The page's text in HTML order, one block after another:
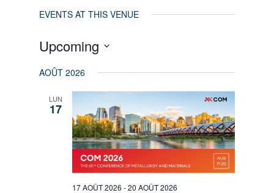
EVENTS AT THIS VENUE
Upcoming
Select
AOÛT 2026
LUN
17
17 AOÛT 2026 -20 AOÛT 2026